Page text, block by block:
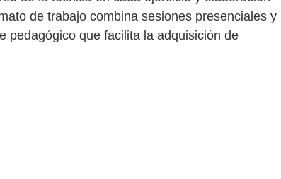
de trabajo combina sesiones presenciales y
pedagógico que facilita la adquisición de